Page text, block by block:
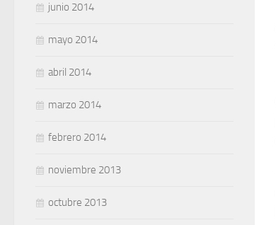
junio 2014
mayo 2014
abril 2014
marzo 2014
febrero 2014
noviembre 2013
octubre 2013